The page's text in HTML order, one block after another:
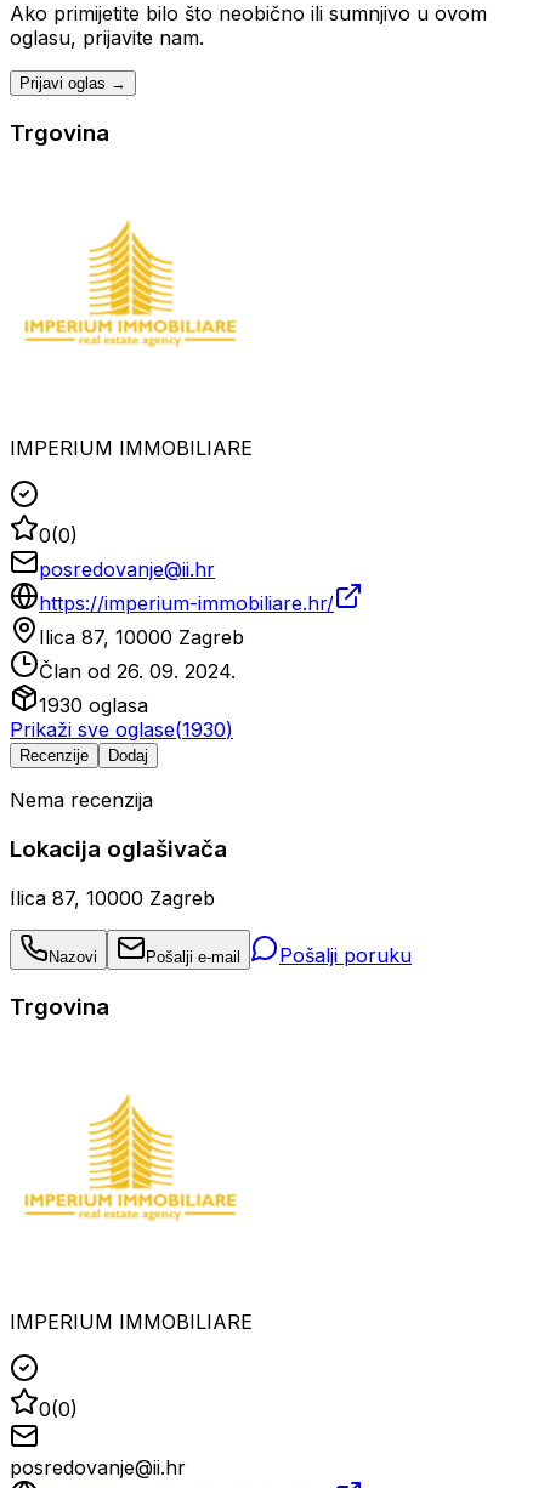
Ako primijetite bilo što neobično ili sumnjivo u ovom
oglasu, prijavite nam.
Prijavi oglas →
Trgovina
IMPERIUM IMMOBILIARE
0(0)
posredovanje@ii.hr
https://imperium-immobiliare.hr/
Ilica 87, 10000 Zagreb
Član od 26. 09. 2024.
1930 oglasa
Prikaži sve oglase(1930)
Recenzije Dodaj
Nema recenzija
Lokacija oglašivača
Ilica 87, 10000 Zagreb
Nazovi Pošalji e-mail Pošalji poruku
Trgovina
IMPERIUM IMMOBILIARE
0(0)
posredovanje@ii.hr